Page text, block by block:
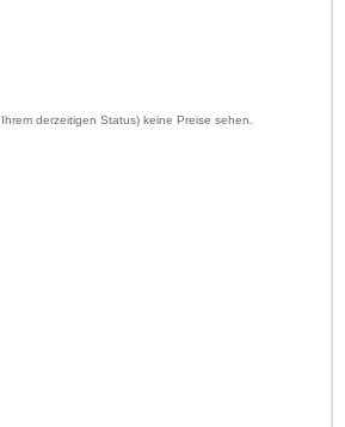
derzeitigen Status) keine Preise sehen.